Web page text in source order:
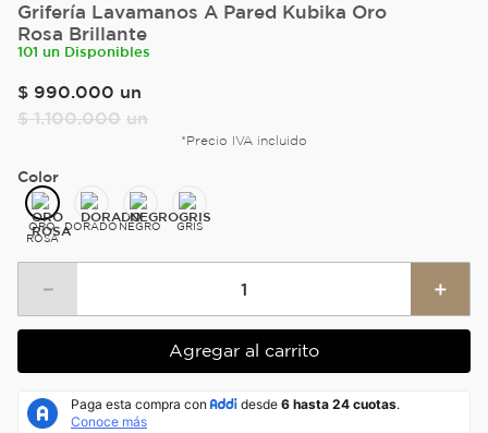
Grifería Lavamanos A Pared Kubika Oro
Rosa Brillante
101 un Disponibles
$ 990.000 un
$ 1.100.000 un
*Precio IVA incluido
Color
ORO
ROSA
DORADONEGRO GRIS
＋
－
Agregar al carrito